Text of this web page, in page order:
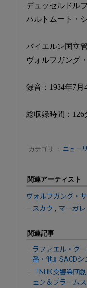
デュッセルドル
ハルトムート・
バイエルン国立
ヴォルフガング
録音：1984年7
総収録時間：126
カテゴリ ： ニュー
関連アーティスト
ヴォルフガング・
ースカウ
マーガ
関連記事
ラファエル・ク
番・他』SACD
「NHK交響楽団
ェン＆ブラーム